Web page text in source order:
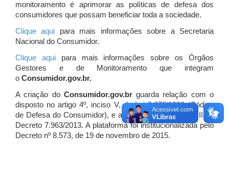
monitoramento é aprimorar as políticas de defesa dos
consumidores que possam beneficiar toda a sociedade.
Clique aqui para mais informações sobre a Secretaria
Nacional do Consumidor.
Clique aquipara mais informações sobre os Órgãos
Gestores e de Monitoramento que integram
o Consumidor.gov.br.
A criação do Consumidor.gov.brguarda relação com o
disposto no artigo 4º, inciso V, da Lei 8.078/1990 (Código
de Defesa do Consumidor), e artigo 7º, incisos I, II e III do
Decreto 7.963/2013. A plataforma foi institucionalizada pelo
Decreto nº 8.573, de 19 de novembro de 2015.